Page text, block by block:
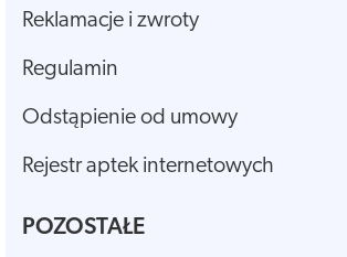
Reklamacje i zwroty
Regulamin
Odstąpienie od umowy
Rejestr aptek internetowych
POZOSTAŁE